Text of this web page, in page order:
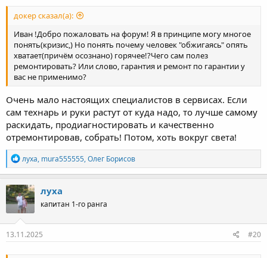
докер сказал(а):
Иван !Добро пожаловать на форум! Я в принципе могу многое
понять(кризис,) Но понять почему человек "обжигаясь" опять
хватает(причём осознано) горячее!?Чего сам полез
ремонтировать? Или слово, гарантия и ремонт по гарантии у
вас не применимо?
Очень мало настоящих специалистов в сервисах. Если
сам технарь и руки растут от куда надо, то лучше самому
раскидать, продиагностировать и качественно
отремонтировав, собрать! Потом, хоть вокруг света!
Р
е
а
к
ц
и
и
:
луха, mura555555,Олег Борисов
луха
капитан 1-го ранга
13.11.2025 #20